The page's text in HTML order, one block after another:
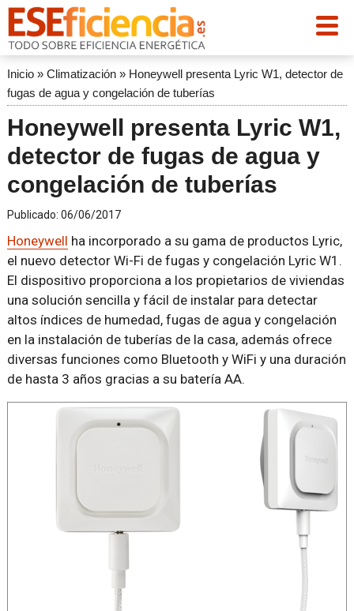
Inicio» Climatización» Honeywell presenta Lyric W1, detector de
fugas de agua y congelación de tuberías
Honeywell presenta Lyric W1,
detector de fugas de agua y
congelación de tuberías
Publicado: 06/06/2017
Honeywell ha incorporado a su gama de productos Lyric,
el nuevo detector Wi-Fi de fugas y congelación Lyric W1.
El dispositivo proporciona a los propietarios de viviendas
una solución sencilla y fácil de instalar para detectar
altos índices de humedad, fugas de agua y congelación
en la instalación de tuberías de la casa, además ofrece
diversas funciones como Bluetooth y WiFi y una duración
de hasta 3 años gracias a su batería AA.